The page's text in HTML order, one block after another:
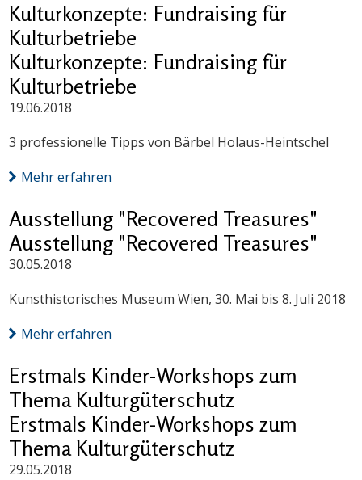
Kulturkonzepte: Fundraising für
Kulturbetriebe
Kulturkonzepte: Fundraising für
Kulturbetriebe
19.06.2018
3 professionelle Tipps von Bärbel Holaus-Heintschel
Mehr erfahren
Ausstellung "Recovered Treasures"
Ausstellung "Recovered Treasures"
30.05.2018
Kunsthistorisches Museum Wien, 30. Mai bis 8. Juli 2018
Mehr erfahren
Erstmals Kinder-Workshops zum
Thema Kulturgüterschutz
Erstmals Kinder-Workshops zum
Thema Kulturgüterschutz
29.05.2018